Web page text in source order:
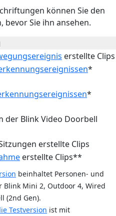
können Sie den
bevor Sie ihn ansehen.
erstellte Clips
*
*
der Blink Video Doorbell
erstellte Clips
erstellte Clips**
beinhaltet Personen- und
Mini 2, Outdoor 4, Wired
(2nd Gen).
Testversion ist mit